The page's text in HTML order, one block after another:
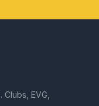
EVG,